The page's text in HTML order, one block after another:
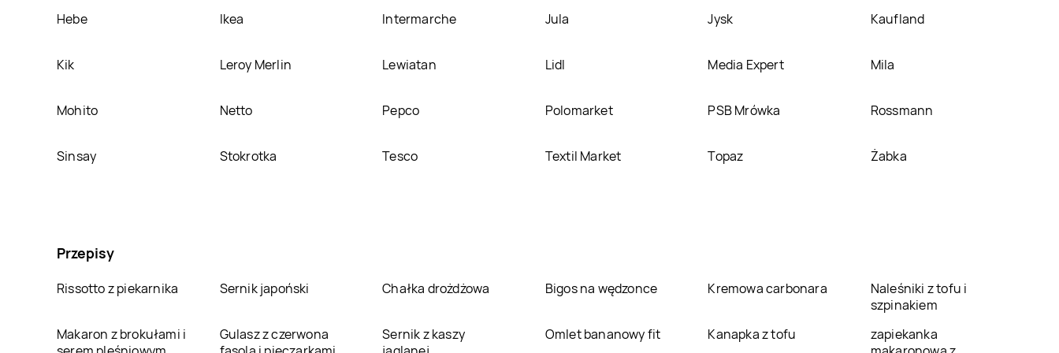
Hebe Ikea Intermarche Jula Jysk Kaufland
Kik Leroy Merlin Lewiatan Lidl Media Expert Mila
Mohito Netto Pepco Polomarket PSB Mrówka Rossmann
Sinsay Stokrotka Tesco Textil Market Topaz Żabka
Przepisy
Rissotto z piekarnika Sernik japoński Chałka drożdżowa Bigos na wędzonce Kremowa carbonara
Naleśniki z tofu i
szpinakiem
Makaron z brokułami i
Gulasz z czerwona
Sernik z kaszy
Omlet bananowy fit Kanapka z tofu
zapiekanka